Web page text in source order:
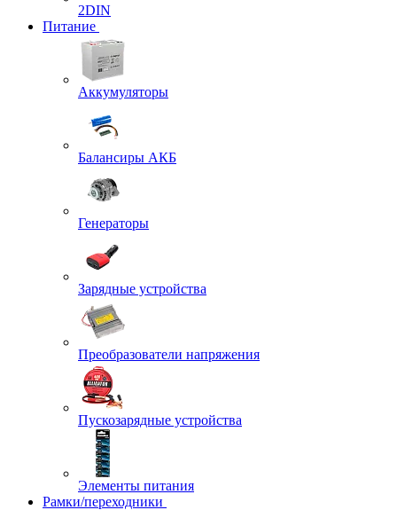
2DIN
Питание
Аккумуляторы
Балансиры АКБ
Генераторы
Зарядные устройства
Преобразователи напряжения
Пускозарядные устройства
Элементы питания
Рамки/переходники